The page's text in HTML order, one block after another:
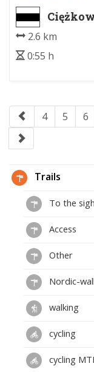
Miasto
2.6 km
0:55 h
4 5 6
Trails
To the
Access
Other
Nordic-
walking
cycling
cycling